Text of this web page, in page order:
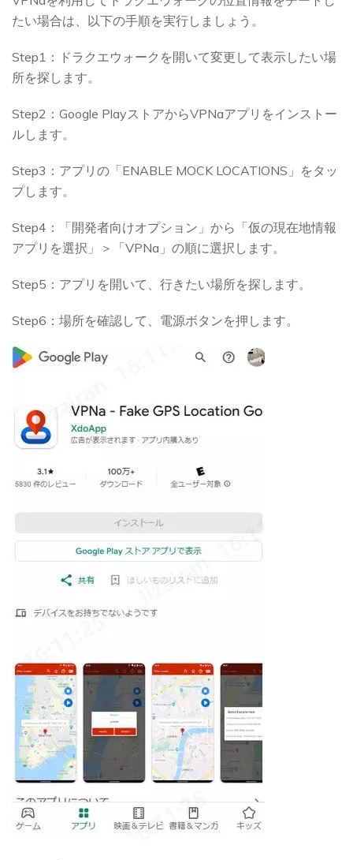
たい場合は、以下の手順を実行しましょう。
Step1：ドラクエウォークを開いて変更して表示したい場
所を探します。
Step2：Google PlayストアからVPNaアプリをインストー
ルします。
Step3：アプリの「ENABLE MOCK LOCATIONS」をタッ
プします。
Step4：「開発者向けオプション」から「仮の現在地情報
アプリを選択」＞「VPNa」の順に選択します。
Step5：アプリを開いて、行きたい場所を探します。
Step6：場所を確認して、電源ボタンを押します。